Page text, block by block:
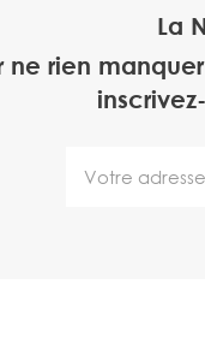
La
ne rien